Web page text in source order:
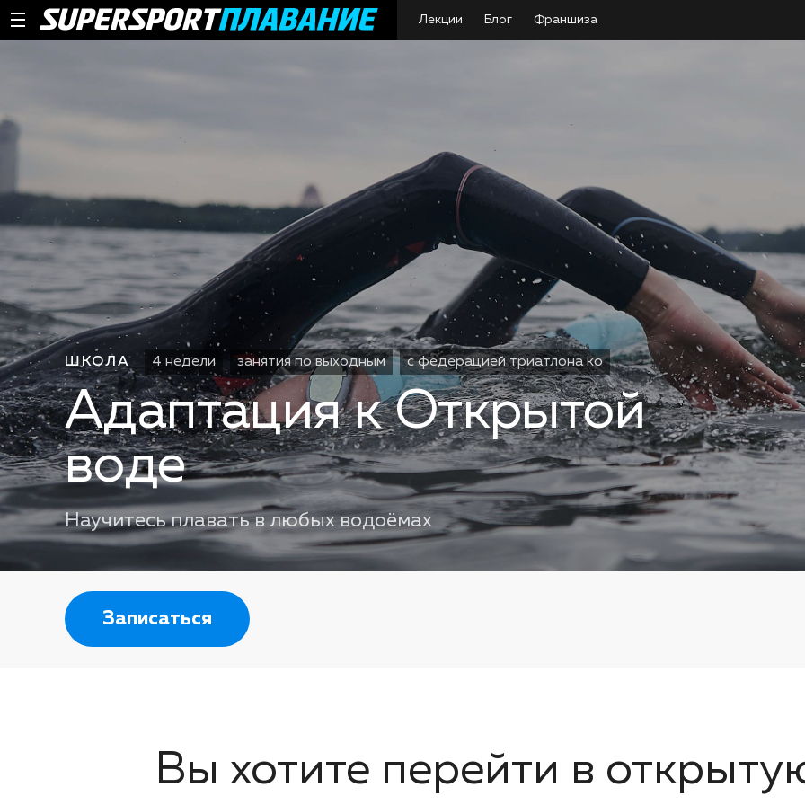
Лекции Блог Франшиза
ШКОЛА 4 недели занятия по выходным с федерацией триатлона ко
Адаптация к Открытой
воде
Научитесь плавать в любых водоёмах
Записаться
Вы хотите перейти в